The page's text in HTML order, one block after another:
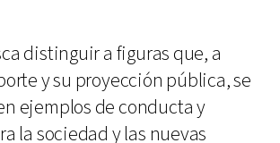
distinguir a figuras que, a
y su proyección pública, se
ejemplos de conducta y
la sociedad y las nuevas